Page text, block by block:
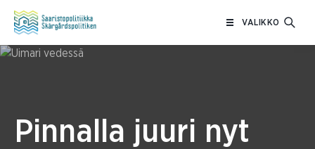
VALIKKO
Pinnalla juuri nyt